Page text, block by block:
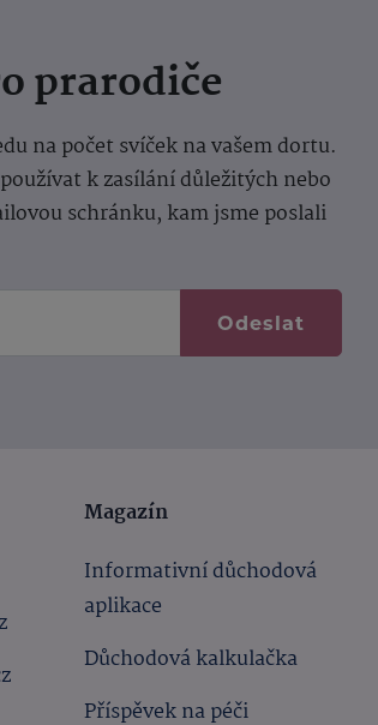
prarodiče
na počet svíček na vašem dortu.
k zasílání důležitých nebo
schránku, kam jsme poslali
Odeslat
Magazín
Informativní důchodová
aplikace
Důchodová kalkulačka
Příspěvek na péči